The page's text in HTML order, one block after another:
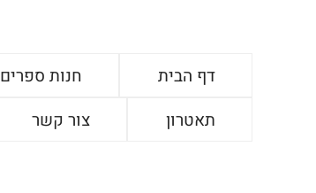
דף הבית חנות ספרים
תאטרון
צור קשר